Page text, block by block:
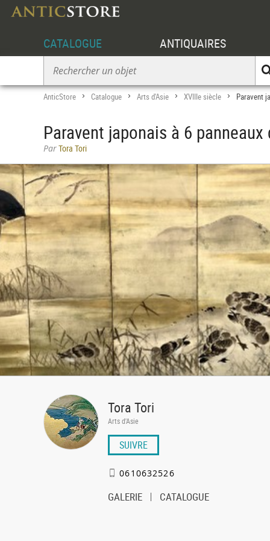
CATALOGUE ANTIQUAIRES
AnticStore > Catalogue > Arts d'Asie > XVIIIe siècle > Paravent
Paravent japonais à 6
ParTora Tori
Tora Tori
Arts d'Asie
SUIVRE
0610632526
GALERIE CATALOGUE